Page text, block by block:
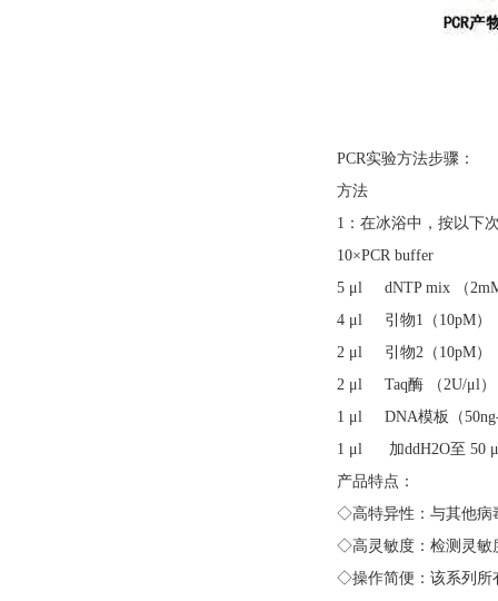
PCR实验方法步骤：
方法
1：在冰浴中，按以下
10×PCR buffer
5 μl dNTP mix （
4 μl 引物1（10pM）
2 μl 引物2（10pM）
2 μl Taq酶 （2U/μl）
1 μl DNA模板（
1 μl 加ddH2O至 50
产品特点：
◇高特异性：与其他病
◇高灵敏度：检测灵敏
◇操作简便：该系列所